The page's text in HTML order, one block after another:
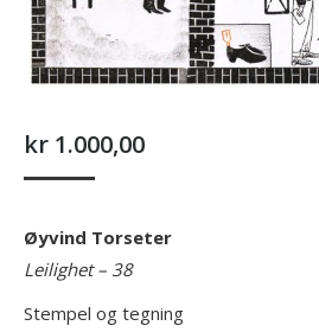
kr 1.000,00
Øyvind Torseter
Leilighet – 38
Stempel og tegning